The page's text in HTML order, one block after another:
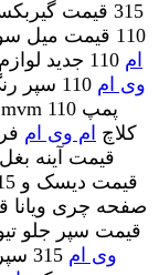
315 قیمت گیربکس
110 قیمت میل سوپاپ
ام
وی ام
کلاچ ام وی ام
قیمت سپر جلو
وی ام